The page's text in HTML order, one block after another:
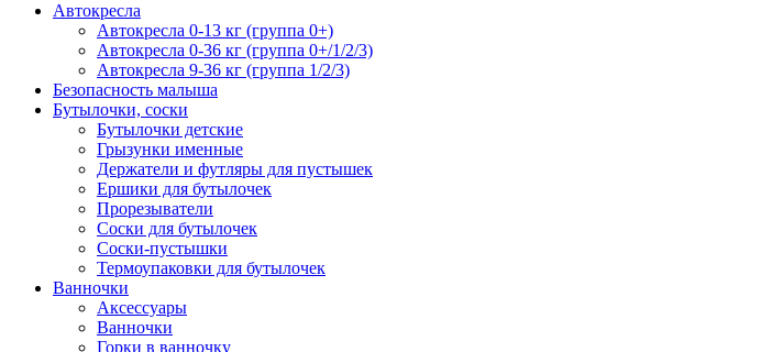
Автокресла
Автокресла 0-13 кг (группа 0+)
Автокресла 0-36 кг (группа 0+/1/2/3)
Автокресла 9-36 кг (группа 1/2/3)
Безопасность малыша
Бутылочки, соски
Бутылочки детские
Грызунки именные
Держатели и футляры для пустышек
Ершики для бутылочек
Прорезыватели
Соски для бутылочек
Соски-пустышки
Термоупаковки для бутылочек
Ванночки
Аксессуары
Ванночки
Горки в ванночку